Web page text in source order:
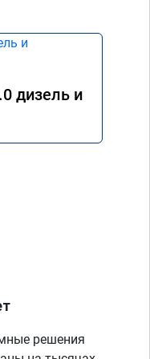
дизель и
решения